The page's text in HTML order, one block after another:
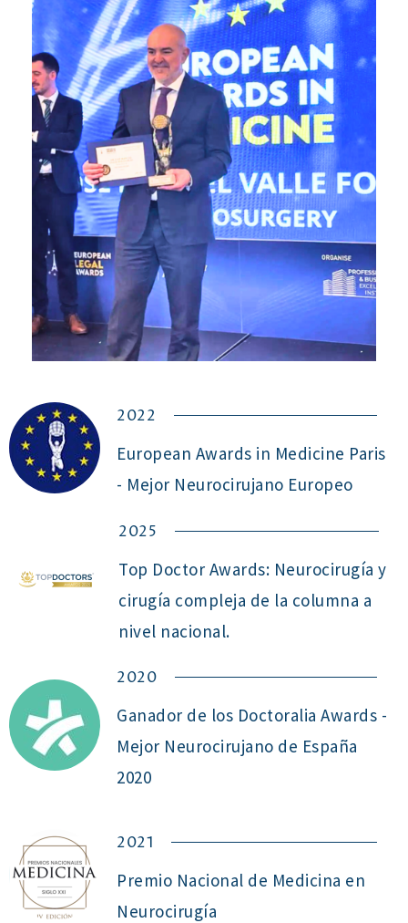
2022
European Awards in Medicine Paris
- Mejor Neurocirujano Europeo
2025
Top Doctor Awards: Neurocirugía y
cirugía compleja de la columna a
nivel nacional.
2020
Ganador de los Doctoralia Awards -
Mejor Neurocirujano de España
2020 ​
2021
Premio Nacional de Medicina en
Neurocirugía